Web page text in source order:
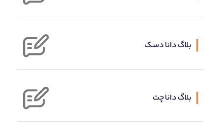
بلاگ دانا دسک
بلاگ دانا چت